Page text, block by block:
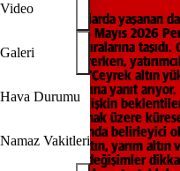
Video
Galeri
Hava Durumu
Namaz Vakitleri
Küresel piyasalarda yaşanan
hareketlilik, 14 Mayıs 2026
gündemin ilk sıralarına
yönelik ilgi sürerken,
kaç TL oldu?”, “Çeyrek altın
kadar?” sorularına yanıt
politikalarına ilişkin
Doğu başta olmak üzere
altın rakamlarında
altın, çeyrek altın, yarım
yaşanan anlık değişimler